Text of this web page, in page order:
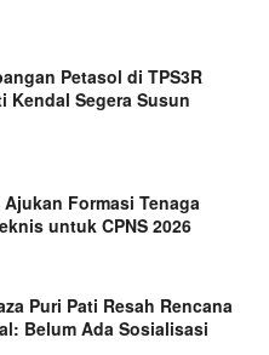
Petasol di TPS3R
Kendal Segera Susun
Formasi Tenaga
untuk CPNS 2026
Puri Pati Resah Rencana
Belum Ada Sosialisasi